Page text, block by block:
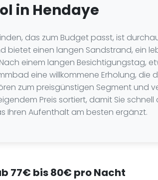
in Hendaye
das zum Budget passt, ist
bietet einen langen Sandstrand, ein
einem langen Besichtigungstag,
eine willkommene Erholung,
zum preisgünstigen Segment und
Preis sortiert, damit Sie
Ihren Aufenthalt am besten ergänzt.
77€ bis 80€ pro Nacht